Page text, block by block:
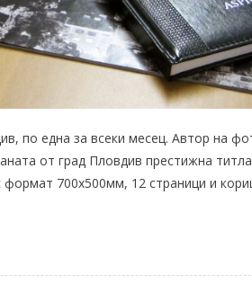
по една за всеки месец. Автор на
от град Пловдив престижна
700х500мм, 12 страници и